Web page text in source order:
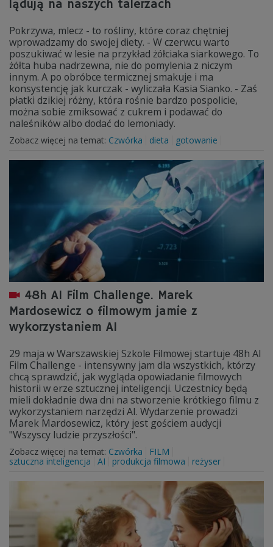
lądują na naszych talerzach
Pokrzywa, mlecz - to rośliny, które coraz chętniej
wprowadzamy do swojej diety. - W czerwcu warto
poszukiwać w lesie na przykład żółciaka siarkowego. To
żółta huba nadrzewna, nie do pomylenia z niczym
innym. A po obróbce termicznej smakuje i ma
konsystencję jak kurczak - wyliczała Kasia Sianko. - Zaś
płatki dzikiej różny, która rośnie bardzo pospolicie,
można sobie zmiksować z cukrem i podawać do
naleśników albo dodać do lemoniady.
Zobacz więcej na temat: Czwórka dieta gotowanie
48h AI Film Challenge. Marek
Mardosewicz o filmowym jamie z
wykorzystaniem AI
29 maja w Warszawskiej Szkole Filmowej startuje 48h AI
Film Challenge - intensywny jam dla wszystkich, którzy
chcą sprawdzić, jak wygląda opowiadanie filmowych
historii w erze sztucznej inteligencji. Uczestnicy będą
mieli dokładnie dwa dni na stworzenie krótkiego filmu z
wykorzystaniem narzędzi AI. Wydarzenie prowadzi
Marek Mardosewicz, który jest gościem audycji
"Wszyscy ludzie przyszłości".
Zobacz więcej na temat: Czwórka
FILM
sztuczna inteligencja
AI produkcja filmowa reżyser